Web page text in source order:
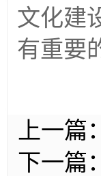
文化建
有重要
上一篇：
下一篇：